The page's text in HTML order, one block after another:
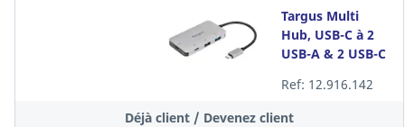
Targus Multi
Hub, USB-C à 2
USB-A & 2 USB-C
Ref: 12.916.142
Déjà client / Devenez client